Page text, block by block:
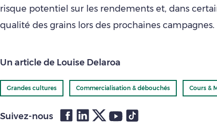
risque potentiel sur les rendements et, dans
qualité des grains lors des prochaines campagnes.
Un article de Louise Delaroa
Grandes cultures Commercialisation & débouchés Cours &
Suivez-nous